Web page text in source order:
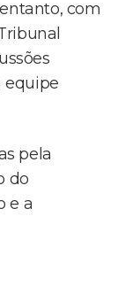
com
equipe
pela
do
e a